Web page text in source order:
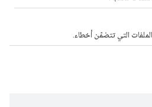
التي تتضمّن أخطاء.